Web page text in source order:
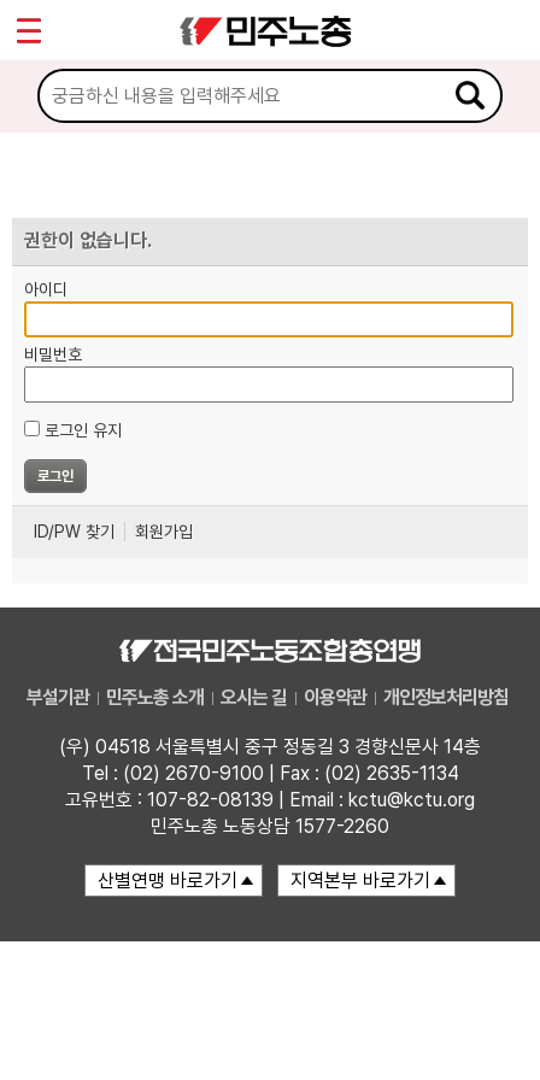
권한이 없습니다.
아이디
비밀번호
로그인 유지
ID/PW 찾기 회원가입
부설기관 민주노총 소개 오시는 길 이용약관 개인정보처리방침
(우) 04518 서울특별시 중구 정동길 3 경향신문사 14층
Tel : (02) 2670-9100 | Fax : (02) 2635-1134
고유번호 : 107-82-08139 | Email : kctu@kctu.org
민주노총 노동상담 1577-2260
마이페이지
소개
노동상담
자료
부설기관
업무